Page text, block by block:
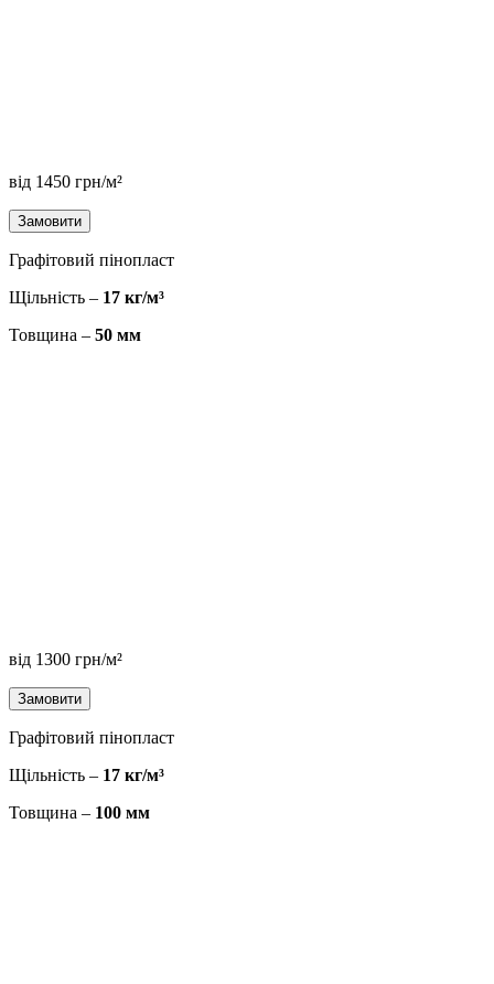
від 1450 грн/м²
Замовити
Графітовий пінопласт
Щільність – 17 кг/м³
Товщина – 50 мм
від 1300 грн/м²
Замовити
Графітовий пінопласт
Щільність – 17 кг/м³
Товщина – 100 мм